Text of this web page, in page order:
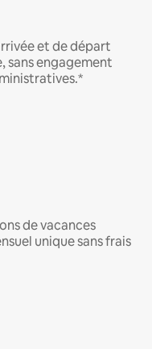
et de départ
sans engagement
de vacances
unique sans frais